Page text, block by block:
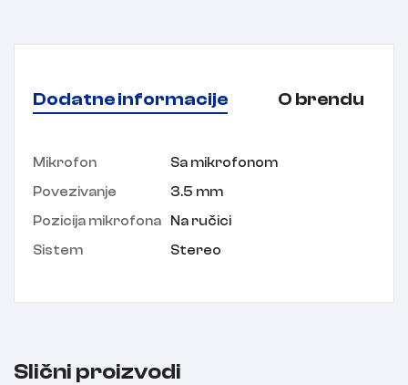
Dodatne informacije O brendu
Mikrofon
Sa mikrofonom
Povezivanje
3.5 mm
Pozicija mikrofona
Na ručici
Sistem
Stereo
Slični proizvodi